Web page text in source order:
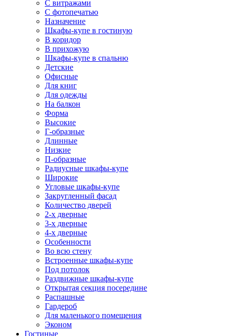
С витражами
С фотопечатью
Назначение
Шкафы-купе в гостиную
В коридор
В прихожую
Шкафы-купе в спальню
Детские
Офисные
Для книг
Для одежды
На балкон
Форма
Высокие
Г-образные
Длинные
Низкие
П-образные
Радиусные шкафы-купе
Широкие
Угловые шкафы-купе
Закругленный фасад
Количество дверей
2-х дверные
3-х дверные
4-х дверные
Особенности
Во всю стену
Встроенные шкафы-купе
Под потолок
Раздвижные шкафы-купе
Открытая секция посередине
Распашные
Гардероб
Для маленького помещения
Эконом
Гостиные